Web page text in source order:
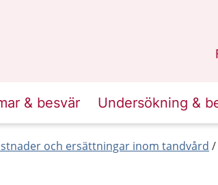
& besvär Undersökning &
och ersättningar inom tandvård